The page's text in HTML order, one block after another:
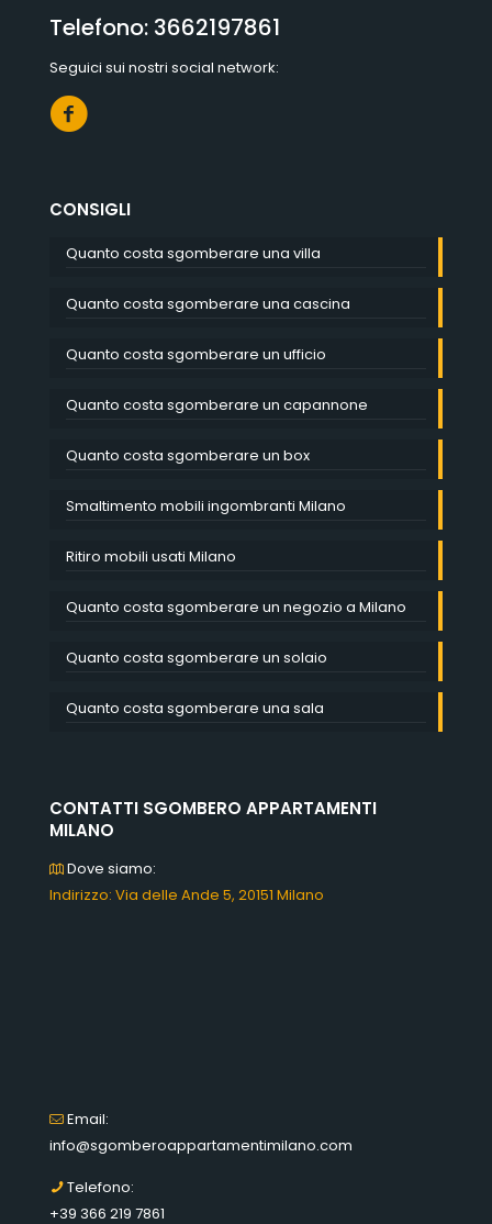
Telefono: 3662197861
Seguici sui nostri social network:
CONSIGLI
Quanto costa sgomberare una villa
Quanto costa sgomberare una cascina
Quanto costa sgomberare un ufficio
Quanto costa sgomberare un capannone
Quanto costa sgomberare un box
Smaltimento mobili ingombranti Milano
Ritiro mobili usati Milano
Quanto costa sgomberare un negozio a Milano
Quanto costa sgomberare un solaio
Quanto costa sgomberare una sala
CONTATTI SGOMBERO APPARTAMENTI
MILANO
Dove siamo:
Indirizzo: Via delle Ande 5, 20151 Milano
Email:
info@sgomberoappartamentimilano.com
Telefono:
+39 366 219 7861